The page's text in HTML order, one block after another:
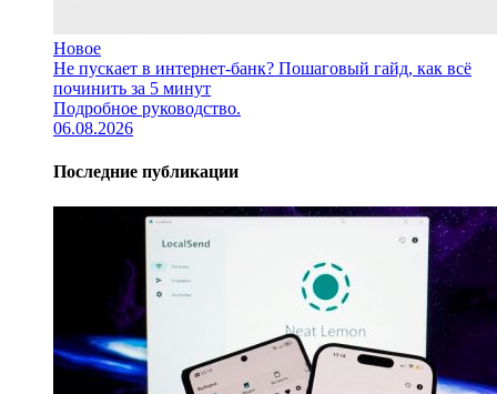
Новое
Не пускает в интернет-банк? Пошаговый гайд, как всё
починить за 5 минут
Подробное руководство.
06.08.2026
Последние публикации